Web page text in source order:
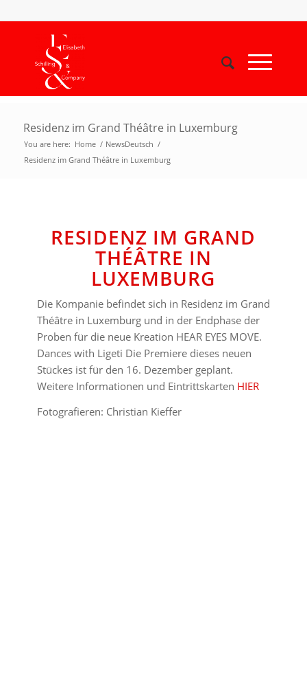
Residenz im Grand Théâtre in Luxemburg
You are here: Home / NewsDeutsch /
Residenz im Grand Théâtre in Luxemburg
RESIDENZ IM GRAND
THÉÂTRE IN
LUXEMBURG
Die Kompanie befindet sich in Residenz im Grand
Théâtre in Luxemburg und in der Endphase der
Proben für die neue Kreation HEAR EYES MOVE.
Dances with Ligeti Die Premiere dieses neuen
Stückes ist für den 16. Dezember geplant.
Weitere Informationen und Eintrittskarten HIER
Fotografieren: Christian Kieffer